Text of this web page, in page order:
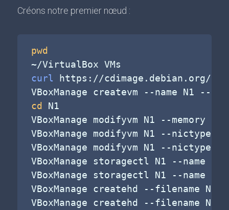
Créons notre premier nœud :
pwd
curl https://cdimage.debian.org/
VBoxManage createvm
--name N1
--
cd
N1
VBoxManage modifyvm N1
--memory
VBoxManage modifyvm N1
--nictype1
VBoxManage modifyvm N1
--nictype2
VBoxManage storagectl N1
--name
VBoxManage storagectl N1
--name
VBoxManage createhd
--filename
VBoxManage createhd
--filename N1-